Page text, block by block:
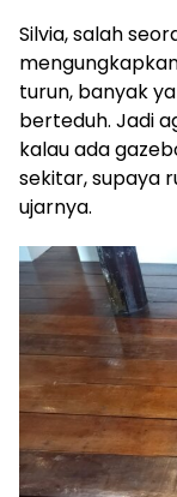
Silvia, salah
turun, banyak
berteduh. Jadi
kalau ada
sekitar, supaya
ujarnya.